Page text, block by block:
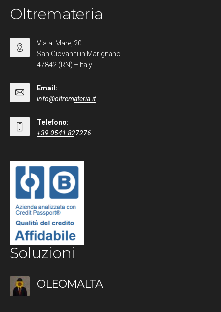
Oltremateria
Via al Mare, 20
San Giovanni in Marignano
47842 (RN) – Italy
Email:
info@oltremateria.it
Telefono:
+39 0541 827276
Soluzioni
OLEOMALTA